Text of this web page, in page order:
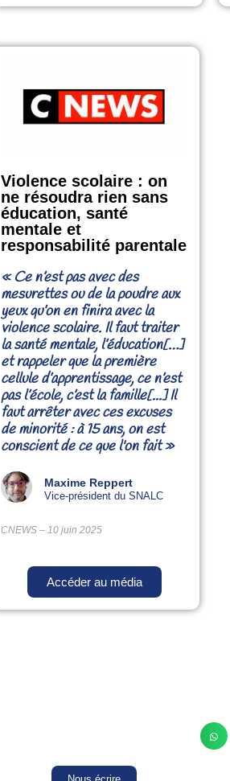
Violence scolaire : on
ne résoudra rien sans
éducation, santé
mentale et
responsabilité parentale
« Ce n’est pas avec des
mesurettes ou de la poudre aux
yeux qu’on en finira avec la
violence scolaire. Il faut traiter
la santé mentale, l’éducation[…]
et rappeler que la première
cellule d’apprentissage, ce n’est
pas l’école, c’est la famille[...] Il
faut arrêter avec ces excuses
de minorité : à 15 ans, on est
conscient de ce que l'on fait »
Maxime Reppert
Vice-président du SNALC
CNEWS – 10 juin 2025
Accéder au média